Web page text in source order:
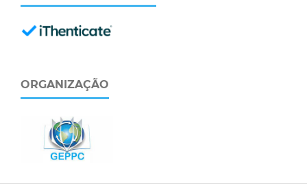
ORGANIZAÇÃO